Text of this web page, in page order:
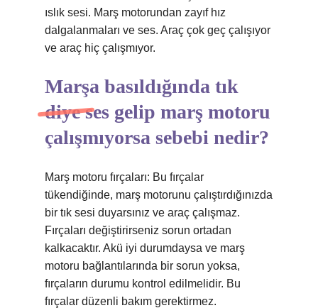
ıslık sesi. Marş motorundan zayıf hız
dalgalanmaları ve ses. Araç çok geç çalışıyor
ve araç hiç çalışmıyor.
Marşa basıldığında tık
diye ses gelip marş motoru
çalışmıyorsa sebebi nedir?
Marş motoru fırçaları: Bu fırçalar
tükendiğinde, marş motorunu çalıştırdığınızda
bir tık sesi duyarsınız ve araç çalışmaz.
Fırçaları değiştirirseniz sorun ortadan
kalkacaktır. Akü iyi durumdaysa ve marş
motoru bağlantılarında bir sorun yoksa,
fırçaların durumu kontrol edilmelidir. Bu
fırçalar düzenli bakım gerektirmez.